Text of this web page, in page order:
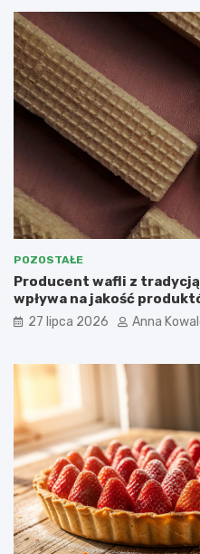
POZOSTAŁE
Producent wafli z
wpływa na jakość
27 lipca 2026 Anna